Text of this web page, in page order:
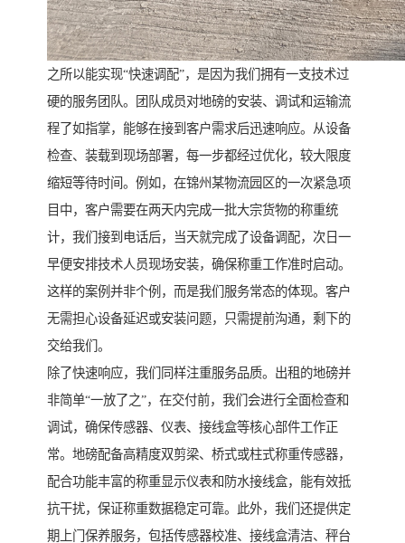
之所以能实现“快速调配”，是因为我们拥有一支技术过
硬的服务团队。团队成员对地磅的安装、调试和运输流
程了如指掌，能够在接到客户需求后迅速响应。从设备
检查、装载到现场部署，每一步都经过优化，较大限度
缩短等待时间。例如，在锦州某物流园区的一次紧急项
目中，客户需要在两天内完成一批大宗货物的称重统
计，我们接到电话后，当天就完成了设备调配，次日一
早便安排技术人员现场安装，确保称重工作准时启动。
这样的案例并非个例，而是我们服务常态的体现。客户
无需担心设备延迟或安装问题，只需提前沟通，剩下的
交给我们。
除了快速响应，我们同样注重服务品质。出租的地磅并
非简单“一放了之”，在交付前，我们会进行全面检查和
调试，确保传感器、仪表、接线盒等核心部件工作正
常。地磅配备高精度双剪梁、桥式或柱式称重传感器，
配合功能丰富的称重显示仪表和防水接线盒，能有效抵
抗干扰，保证称重数据稳定可靠。此外，我们还提供定
期上门保养服务，包括传感器校准、接线盒清洁、秤台